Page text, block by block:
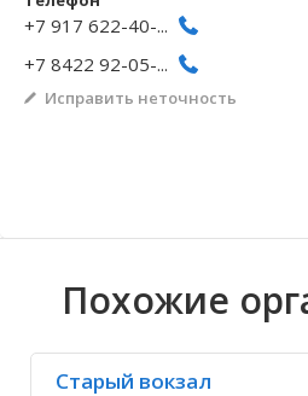
Волгоградская область
Кировоградская область
Восточно-Казахстанская
+7 917 622-40-...
+7 8422 92-05-...
Исправить неточность
Похожие
Старый вокзал